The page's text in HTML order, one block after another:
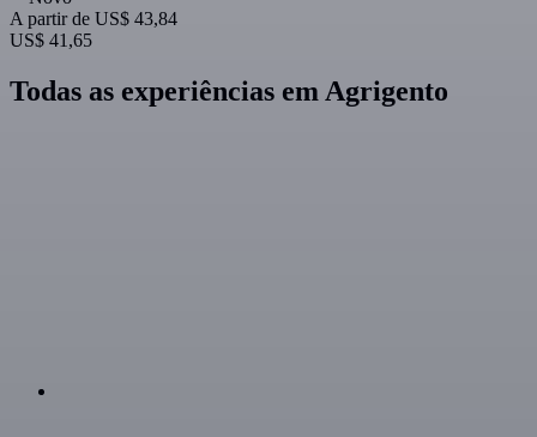
A partir de US$ 43,84
US$ 41,65
Todas as experiências em Agrigento